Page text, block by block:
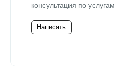
консультация по услугам.
Написать